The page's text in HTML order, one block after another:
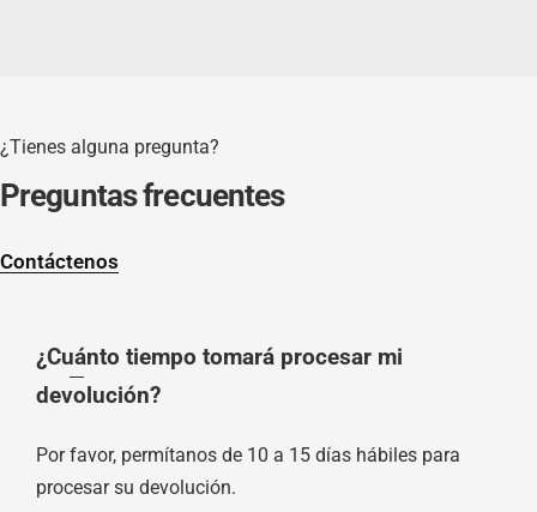
¿Tienes alguna pregunta?
Preguntas frecuentes
Contáctenos
¿Cuánto tiempo tomará procesar mi
devolución?
Por favor, permítanos de 10 a 15 días hábiles para
procesar su devolución.